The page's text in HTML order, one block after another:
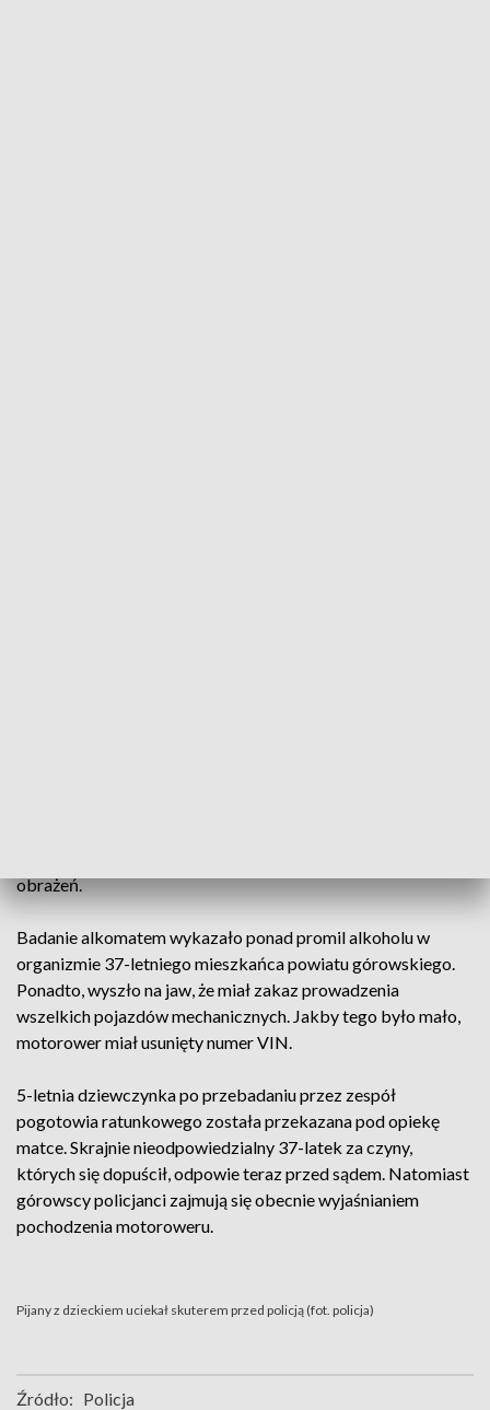
obrażeń.
Badanie alkomatem wykazało ponad promil alkoholu w
organizmie 37-letniego mieszkańca powiatu górowskiego.
Ponadto, wyszło na jaw, że miał zakaz prowadzenia
wszelkich pojazdów mechanicznych. Jakby tego było mało,
motorower miał usunięty numer VIN.
5-letnia dziewczynka po przebadaniu przez zespół
pogotowia ratunkowego została przekazana pod opiekę
matce. Skrajnie nieodpowiedzialny 37-latek za czyny,
których się dopuścił, odpowie teraz przed sądem. Natomiast
górowscy policjanci zajmują się obecnie wyjaśnianiem
pochodzenia motoroweru.
Pijany z dzieckiem uciekał skuterem przed policją (fot. policja)
Źródło: Policja